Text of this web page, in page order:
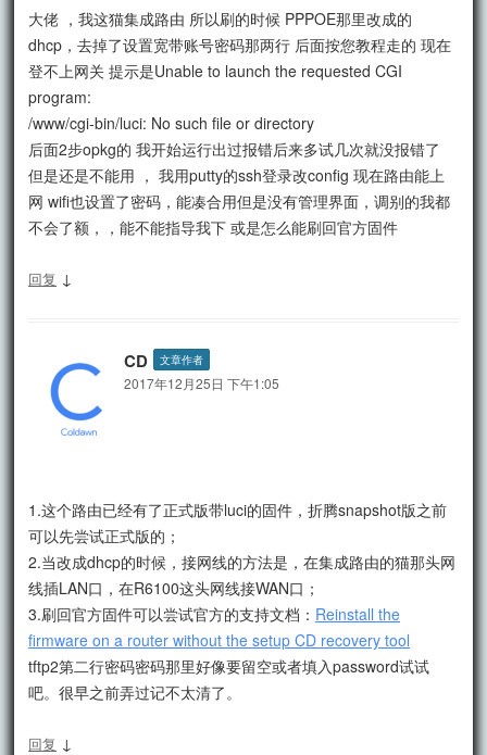
大佬 ，我这猫集成路由 所以刷的时候 PPPOE那里改成的
dhcp，去掉了设置宽带账号密码那两行 后面按您教程走的 现在
登不上网关 提示是Unable to launch the requested CGI
program:
/www/cgi-bin/luci: No such file or directory
后面2步opkg的 我开始运行出过报错后来多试几次就没报错了
但是还是不能用 ， 我用putty的ssh登录改config 现在路由能上
网 wifi也设置了密码，能凑合用但是没有管理界面，调别的我都
不会了额，，能不能指导我下 或是怎么能刷回官方固件
回复 ↓
CD 文章作者
2017年12月25日 下午1:05
1.这个路由已经有了正式版带luci的固件，折腾snapshot版之前
可以先尝试正式版的；
2.当改成dhcp的时候，接网线的方法是，在集成路由的猫那头网
线插LAN口，在R6100这头网线接WAN口；
3.刷回官方固件可以尝试官方的支持文档： Reinstall the
firmware on a router without the setup CD recovery tool
tftp2第二行密码密码那里好像要留空或者填入password试试
吧。很早之前弄过记不太清了。
回复 ↓